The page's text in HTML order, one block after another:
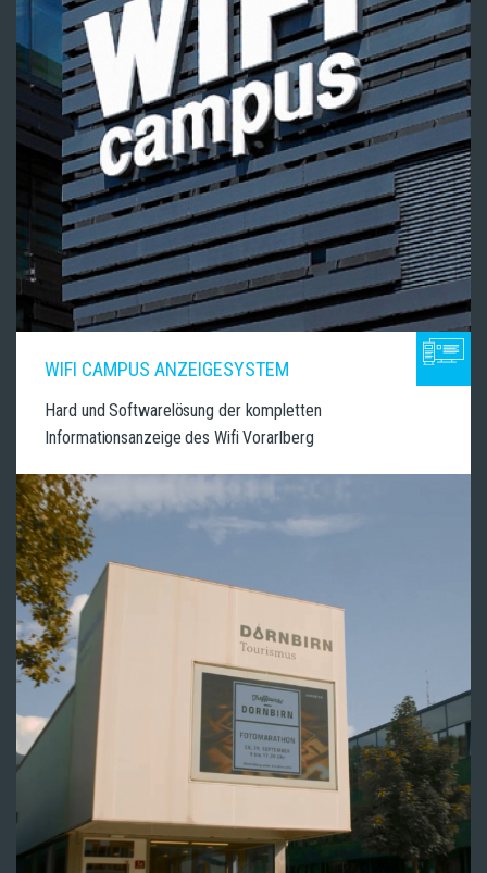
WIFI CAMPUS ANZEIGESYSTEM
Hard und Softwarelösung der kompletten
Informationsanzeige des Wifi Vorarlberg